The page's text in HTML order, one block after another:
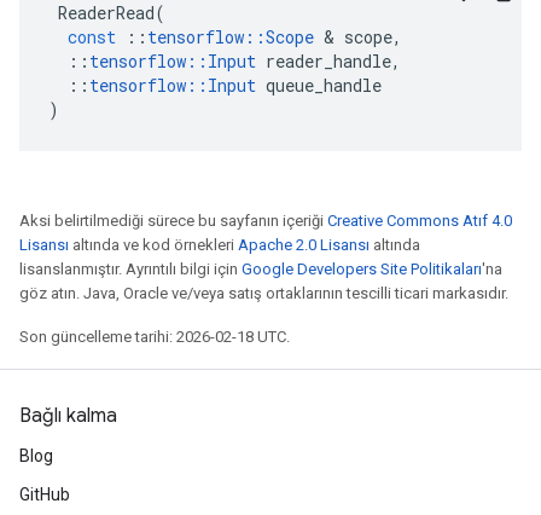
ReaderRead(
const
:: tensorflow ::Scope & scope,
:: tensorflow :: Input reader_handle,
:: tensorflow :: Input queue_handle
)
Aksi belirtilmediği sürece bu sayfanın içeriği Creative Commons Atıf 4.0
Lisansı altında ve kod örnekleri Apache 2.0 Lisansı altında
lisanslanmıştır. Ayrıntılı bilgi için Google Developers Site Politikaları'na
göz atın. Java, Oracle ve/veya satış ortaklarının tescilli ticari markasıdır.
Son güncelleme tarihi: 2026-02-18 UTC.
Bağlı kalma
Blog
GitHub